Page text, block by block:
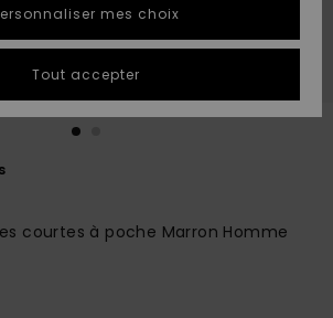
tailles
conversation
obtenir la
à votre
courtes à poche Marron Homme
mes choix
Tout accepter